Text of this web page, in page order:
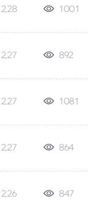
1001
892
1081
864
847